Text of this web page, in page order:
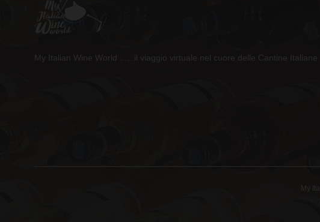
My Italian Wine World ..... il viaggio virtuale nel cuore delle Cantine Italiane
My